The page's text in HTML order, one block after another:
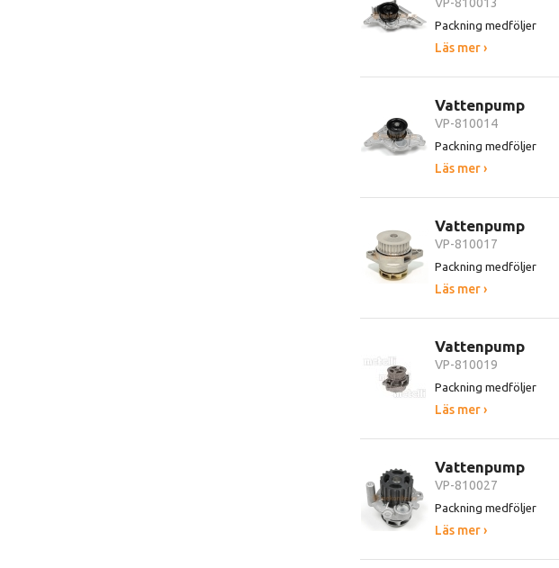
Packning medföljer
Läs mer ›
Vattenpump
VP-810014
Packning medföljer
Läs mer ›
Vattenpump
VP-810017
Packning medföljer
Läs mer ›
Vattenpump
VP-810019
Packning medföljer
Läs mer ›
Vattenpump
VP-810027
Packning medföljer
Läs mer ›